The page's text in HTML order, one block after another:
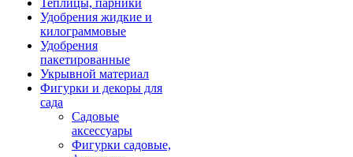
Теплицы, парники
Удобрения жидкие и
килограммовые
Удобрения
пакетированные
Укрывной материал
Фигурки и декоры для
сада
Садовые
аксессуары
Фигурки садовые,